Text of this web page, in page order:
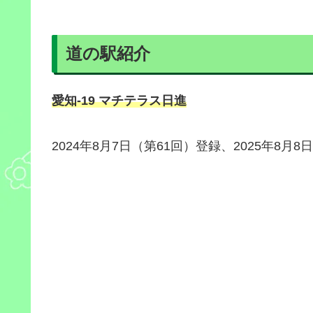
道の駅紹介
愛知-19 マチテラス日進
2024年8月7日（第61回）登録、2025年8月8